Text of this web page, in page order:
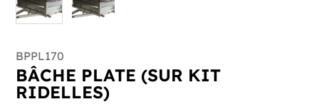
BPPL170
BÂCHE PLATE (SUR KIT
RIDELLES)